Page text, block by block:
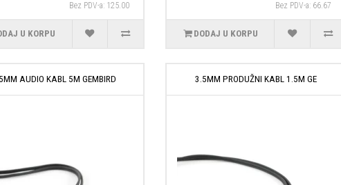
Bez PDV-a: 125.00
U KORPU
Bez PDV-a: 66.67
DODAJ U KORPU
AUDIO KABL 5M GEMBIRD 3.5MM PRODUŽNI KABL 1.5M GE